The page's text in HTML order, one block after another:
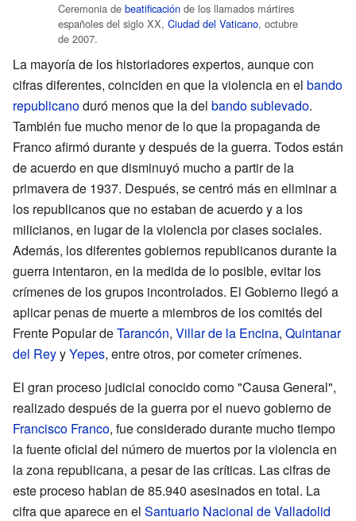
Ceremonia de beatificación de los llamados mártires
españoles del siglo XX, Ciudad del Vaticano, octubre
de 2007.
La mayoría de los historiadores expertos, aunque con
cifras diferentes, coinciden en que la violencia en el bando
republicanoduró menos que la del bando sublevado.
También fue mucho menor de lo que la propaganda de
Franco afirmó durante y después de la guerra. Todos están
de acuerdo en que disminuyó mucho a partir de la
primavera de 1937. Después, se centró más en eliminar a
los republicanos que no estaban de acuerdo y a los
milicianos, en lugar de la violencia por clases sociales.
Además, los diferentes gobiernos republicanos durante la
guerra intentaron, en la medida de lo posible, evitar los
crímenes de los grupos incontrolados. El Gobierno llegó a
aplicar penas de muerte a miembros de los comités del
Frente Popular deTarancón, Villar de la Encina, Quintanar
del ReyyYepes, entre otros, por cometer crímenes.
El gran proceso judicial conocido como "Causa General",
realizado después de la guerra por el nuevo gobierno de
Francisco Franco, fue considerado durante mucho tiempo
la fuente oficial del número de muertos por la violencia en
la zona republicana, a pesar de las críticas. Las cifras de
este proceso hablan de 85.940 asesinados en total. La
cifra que aparece en el Santuario Nacional de Valladolid